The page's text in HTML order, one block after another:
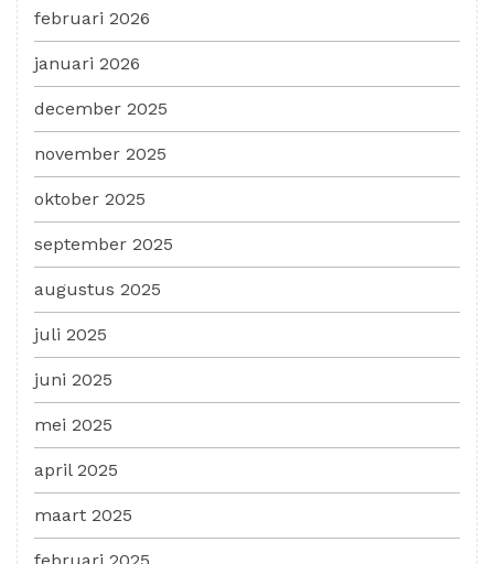
februari 2026
januari 2026
december 2025
november 2025
oktober 2025
september 2025
augustus 2025
juli 2025
juni 2025
mei 2025
april 2025
maart 2025